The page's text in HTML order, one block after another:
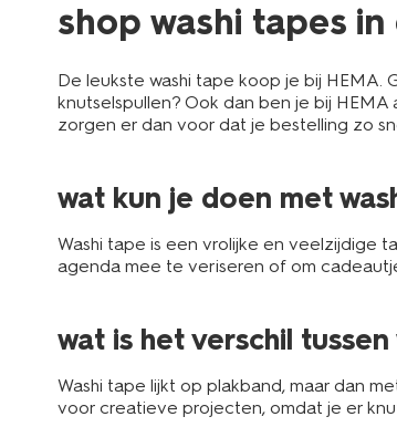
shop washi tapes
De leukste washi tape koop je bij HEMA.
knutselspullen? Ook dan ben je bij
zorgen er dan voor dat je bestelling zo
wat kun je doen met
Washi tape is een vrolijke en veelzijdige
agenda mee te veriseren of om
wat is het verschil
Washi tape lijkt op plakband, maar dan
voor creatieve projecten, omdat je er